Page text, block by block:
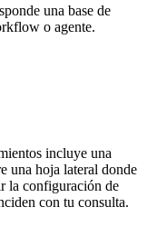
una base de
o agente.
incluye una
una hoja lateral donde
la configuración de
con tu consulta.